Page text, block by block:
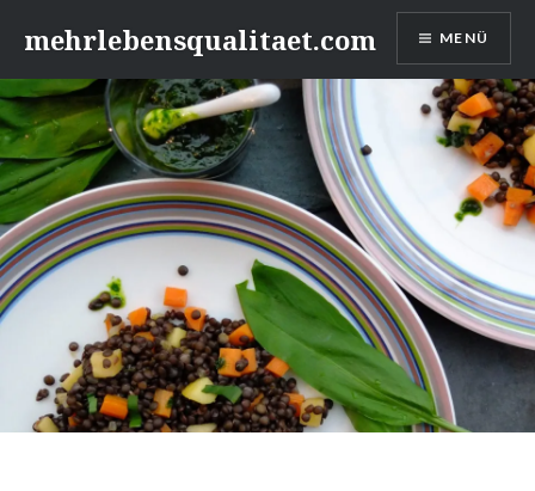
Inhalt
springen
mehrlebensqualitaet.com MENÜ